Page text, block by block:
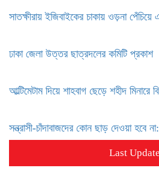
সাতক্ষীরায় ইজিবাইকের চাকায় ওড়না
ঢাকা জেলা উত্তর ছাত্রদলের কমিটি প্রকাশ
আল্টিমেটাম দিয়ে শাহবাগ ছেড়ে শহীদ মিনারে
সন্ত্রাসী-চাঁদাবাজদের কোন ছাড় দেওয়া হবে
Last Update